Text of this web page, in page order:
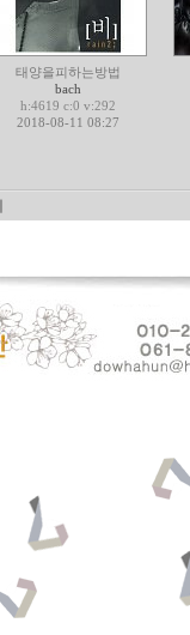
태양을피하는방법
bach
h:4619 c:0 v:292
2018-08-11 08:27